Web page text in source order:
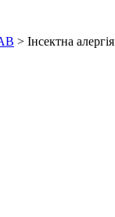
> Інсектна алергія